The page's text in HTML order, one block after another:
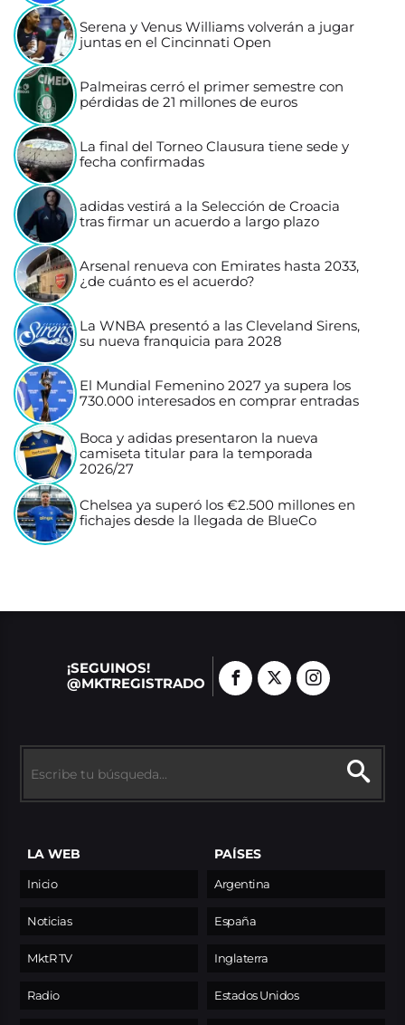
Serena y Venus Williams volverán a jugar
juntas en el Cincinnati Open
Palmeiras cerró el primer semestre con
pérdidas de 21 millones de euros
La final del Torneo Clausura tiene sede y
fecha confirmadas
adidas vestirá a la Selección de Croacia
tras firmar un acuerdo a largo plazo
Arsenal renueva con Emirates hasta 2033,
¿de cuánto es el acuerdo?
La WNBA presentó a las Cleveland Sirens,
su nueva franquicia para 2028
El Mundial Femenino 2027 ya supera los
730.000 interesados en comprar entradas
Boca y adidas presentaron la nueva
camiseta titular para la temporada
2026/27
Chelsea ya superó los €2.500 millones en
fichajes desde la llegada de BlueCo
¡SEGUINOS!
@MKTREGISTRADO
LA WEB
Inicio
Noticias
MktR TV
Radio
PAÍSES
Argentina
España
Inglaterra
Estados Unidos